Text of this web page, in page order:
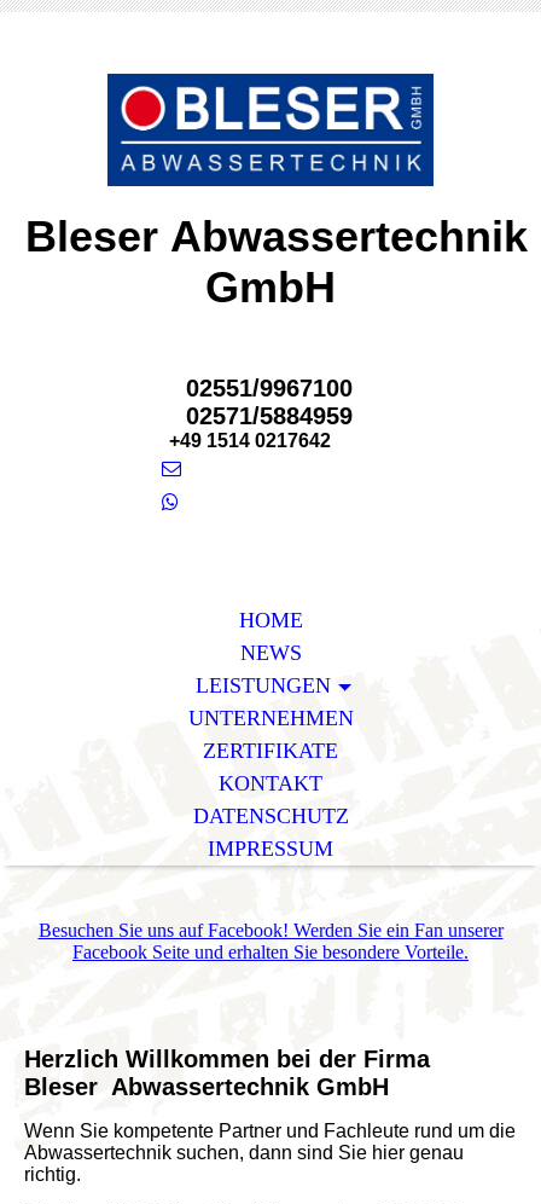
Bleser Abwassertechnik
GmbH
02551/9967100
02571/5884959
+49 1514 0217642
HOME
NEWS
LEISTUNGEN
UNTERNEHMEN
ZERTIFIKATE
KONTAKT
DATENSCHUTZ
IMPRESSUM
Besuchen Sie uns auf Facebook! Werden Sie ein Fan unserer
Facebook Seite und erhalten Sie besondere Vorteile.
Herzlich Willkommen bei der Firma
Bleser Abwassertechnik GmbH
Wenn Sie kompetente Partner und Fachleute rund um die
Abwassertechnik suchen, dann sind Sie hier genau
richtig.